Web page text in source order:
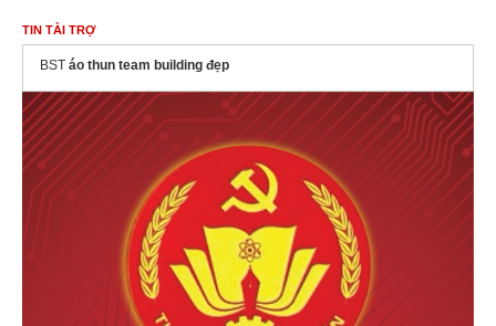
TIN TÀI TRỢ
BST áo thun team building đẹp